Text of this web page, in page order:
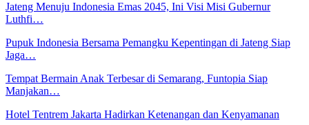
Jateng Menuju Indonesia Emas 2045, Ini Visi Misi Gubernur
Luthfi…
Pupuk Indonesia Bersama Pemangku Kepentingan di Jateng Siap
Jaga…
Tempat Bermain Anak Terbesar di Semarang, Funtopia Siap
Manjakan…
Hotel Tentrem Jakarta Hadirkan Ketenangan dan Kenyamanan